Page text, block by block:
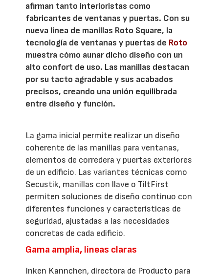
afirman tanto interioristas como
fabricantes de ventanas y puertas. Con su
nueva línea de manillas Roto Square, la
tecnología de ventanas y puertas de Roto
muestra cómo aunar dicho diseño con un
alto confort de uso. Las manillas destacan
por su tacto agradable y sus acabados
precisos, creando una unión equilibrada
entre diseño y función.
La gama inicial permite realizar un diseño
coherente de las manillas para ventanas,
elementos de corredera y puertas exteriores
de un edificio. Las variantes técnicas como
Secustik, manillas con llave o TiltFirst
permiten soluciones de diseño continuo con
diferentes funciones y características de
seguridad, ajustadas a las necesidades
concretas de cada edificio.
Gama amplia, líneas claras
Inken Kannchen, directora de Producto para